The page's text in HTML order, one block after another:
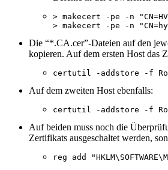
> makecert -pe -n
> makecert -pe -n
Die “*.CA.cer”-Dateien auf den
kopieren. Auf dem ersten Host das
certutil -addstore -f
Auf dem zweiten Host ebenfalls:
certutil -addstore -f
Auf beiden muss noch die
Zertifikats ausgeschaltet werden,
reg add